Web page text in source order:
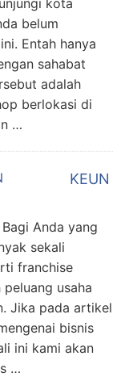
belum
Entah hanya
sahabat
adalah
berlokasi di
…
KEUN
Anda yang
sekali
franchise
usaha
Jika pada artikel
bisnis
ini kami akan
…